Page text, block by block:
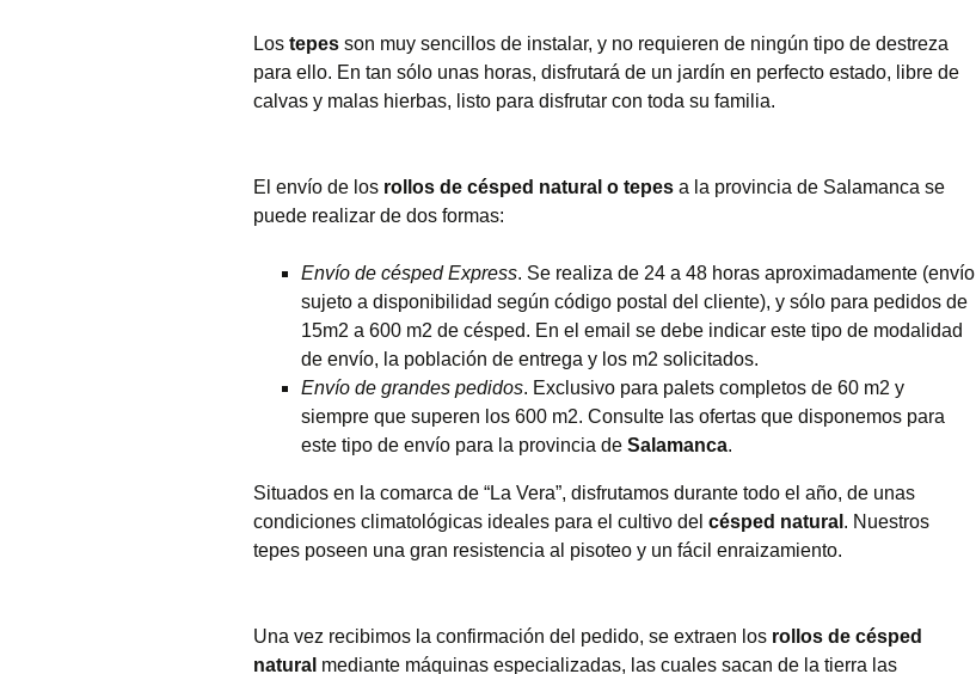
Los tepes son muy sencillos de instalar, y no requieren de ningún tipo de destreza
para ello. En tan sólo unas horas, disfrutará de un jardín en perfecto estado, libre de
calvas y malas hierbas, listo para disfrutar con toda su familia.
El envío de los rollos de césped natural o tepes a la provincia de Salamanca se
puede realizar de dos formas:
Envío de césped Express. Se realiza de 24 a 48 horas aproximadamente (envío
sujeto a disponibilidad según código postal del cliente), y sólo para pedidos de
15m2 a 600 m2 de césped. En el email se debe indicar este tipo de modalidad
de envío, la población de entrega y los m2 solicitados.
Envío de grandes pedidos. Exclusivo para palets completos de 60 m2 y
siempre que superen los 600 m2. Consulte las ofertas que disponemos para
este tipo de envío para la provincia de Salamanca.
Situados en la comarca de “La Vera”, disfrutamos durante todo el año, de unas
condiciones climatológicas ideales para el cultivo del césped natural . Nuestros
tepes poseen una gran resistencia al pisoteo y un fácil enraizamiento.
Una vez recibimos la confirmación del pedido, se extraen los rollos de césped
natural mediante máquinas especializadas, las cuales sacan de la tierra las